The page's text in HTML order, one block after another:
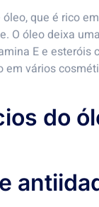
que é rico
O óleo deixa
E e esteróis
vários
do